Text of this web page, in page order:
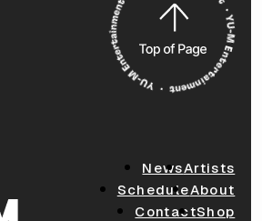
NewsArtists
ScheduleAbout
ContactShop